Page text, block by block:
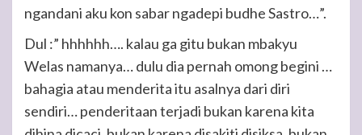
ngandani aku kon sabar ngadepi budhe Sastro…”.
Dul :” hhhhhh…. kalau ga gitu bukan mbakyu
Welas namanya… dulu dia pernah omong begini …
bahagia atau menderita itu asalnya dari diri
sendiri… penderitaan terjadi bukan karena kita